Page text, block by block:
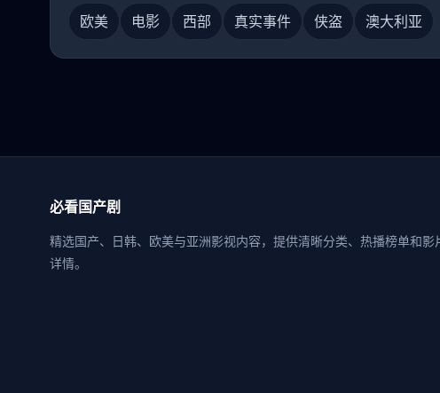
欧美 电影 西部 真实事件 侠盗 澳大利亚
必看国产剧
精选国产、日韩、欧美与亚洲影视内容，提供清晰分类、热播榜单和影
详情。